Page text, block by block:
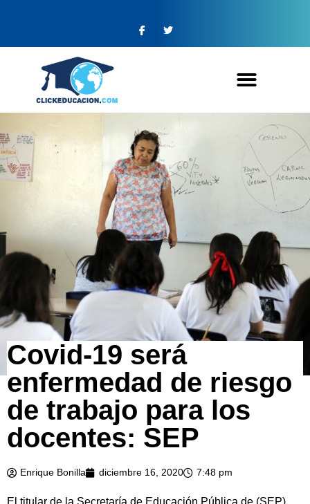
Covid-19 será
enfermedad de riesgo
de trabajo para los
docentes: SEP
Enrique Bonilla diciembre 16, 2020 7:48 pm